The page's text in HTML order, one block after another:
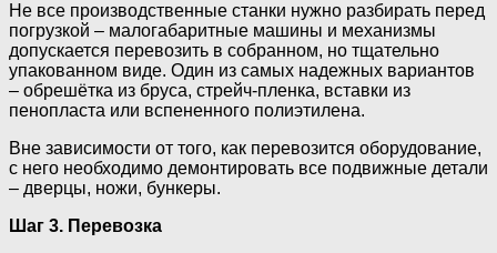
Не все производственные станки нужно разбирать перед
погрузкой – малогабаритные машины и механизмы
допускается перевозить в собранном, но тщательно
упакованном виде. Один из самых надежных вариантов
– обрешётка из бруса, стрейч-пленка, вставки из
пенопласта или вспененного полиэтилена.
Вне зависимости от того, как перевозится оборудование,
с него необходимо демонтировать все подвижные детали
– дверцы, ножи, бункеры.
Шаг 3. Перевозка